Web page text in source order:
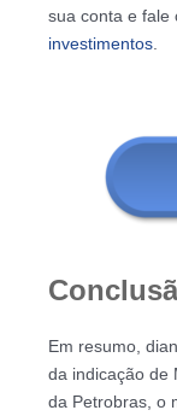
sua conta e fale
investimentos.
Em resumo,
da indicação de
da Petrobras, o